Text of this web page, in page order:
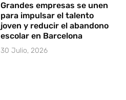
Grandes empresas se unen
para impulsar el talento
joven y reducir el abandono
escolar en Barcelona
30 Julio, 2026